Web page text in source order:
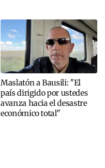
Maslatón a Bausili: "El
país dirigido por ustedes
avanza hacia el desastre
económico total"